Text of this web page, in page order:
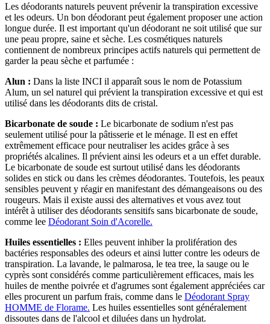
Les déodorants naturels peuvent prévenir la transpiration excessive
et les odeurs. Un bon déodorant peut également proposer une action
longue durée. Il est important qu'un déodorant ne soit utilisé que sur
une peau propre, saine et sèche. Les cosmétiques naturels
contiennent de nombreux principes actifs naturels qui permettent de
garder la peau sèche et parfumée :
Alun : Dans la liste INCI il apparaît sous le nom de Potassium
Alum, un sel naturel qui prévient la transpiration excessive et qui est
utilisé dans les déodorants dits de cristal.
Bicarbonate de soude : Le bicarbonate de sodium n'est pas
seulement utilisé pour la pâtisserie et le ménage. Il est en effet
extrêmement efficace pour neutraliser les acides grâce à ses
propriétés alcalines. Il prévient ainsi les odeurs et a un effet durable.
Le bicarbonate de soude est surtout utilisé dans les déodorants
solides en stick ou dans les crèmes déodorantes. Toutefois, les peaux
sensibles peuvent y réagir en manifestant des démangeaisons ou des
rougeurs. Mais il existe aussi des alternatives et vous avez tout
intérêt à utiliser des déodorants sensitifs sans bicarbonate de soude,
comme lee Déodorant Soin d'Acorelle.
Huiles essentielles : Elles peuvent inhiber la prolifération des
bactéries responsables des odeurs et ainsi lutter contre les odeurs de
transpiration. La lavande, le palmarosa, le tea tree, la sauge ou le
cyprès sont considérés comme particulièrement efficaces, mais les
huiles de menthe poivrée et d'agrumes sont également appréciées car
elles procurent un parfum frais, comme dans le Déodorant Spray
HOMME de Florame. Les huiles essentielles sont généralement
dissoutes dans de l'alcool et diluées dans un hydrolat.